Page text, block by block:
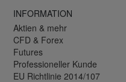
INFORMATION
Aktien & mehr
CFD & Forex
Futures
Professioneller Kunde
EU Richtlinie 2014/107